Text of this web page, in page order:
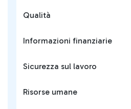
Qualità
Informazioni finanziarie
Sicurezza sul lavoro
Risorse umane